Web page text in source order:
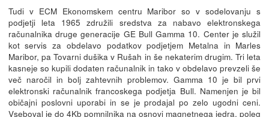
Tudi v ECM Ekonomskem centru Maribor so v sodelovanju s
podjetji leta 1965 združili sredstva za nabavo elektronskega
računalnika druge generacije GE Bull Gamma 10. Center je služil
kot servis za obdelavo podatkov podjetjem Metalna in Marles
Maribor, pa Tovarni dušika v Rušah in še nekaterim drugim. Tri leta
kasneje so kupili dodaten računalnik in tako v obdelavo prevzeli še
več naročil in bolj zahtevnih problemov. Gamma 10 je bil prvi
elektronski računalnik francoskega podjetja Bull. Namenjen je bil
običajni poslovni uporabi in se je prodajal po zelo ugodni ceni.
Vseboval je do 4Kb pomnilnika na osnovi magnetnega jedra, poleg